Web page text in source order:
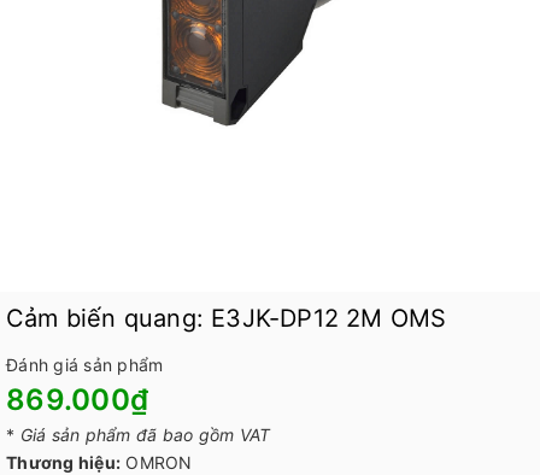
Cảm biến quang: E3JK-DP12 2M OMS
Đánh giá sản phẩm
869.000₫
* Giá sản phẩm đã bao gồm VAT
Thương hiệu: OMRON